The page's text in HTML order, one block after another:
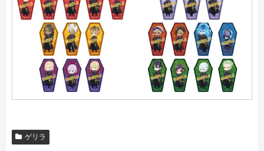
ゲリラ